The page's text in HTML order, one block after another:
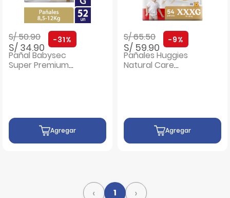
Precio rebajado de
S/ 50.90a
S/ 34.90
-31%
Pañal Babysec
Super Premium
Agregar
Precio rebajado de
S/ 65.50a
S/ 59.90
-9%
Pañales Huggies
Natural Care
Agregar
‹ 1 ›